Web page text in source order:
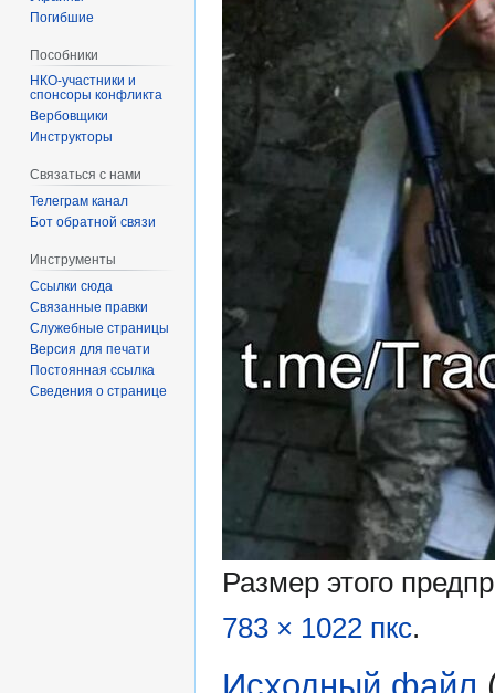
Размер этого
783 × 1022 пкс.
Погибшие
Пособники
спонсоры конфликта
‏‎Вербовщики
Инструкторы
Связаться с нами
Телеграм канал
Бот обратной связи
Инструменты
Ссылки сюда
Связанные правки
Служебные страницы
Версия для печати
Постоянная ссылка
Сведения о странице